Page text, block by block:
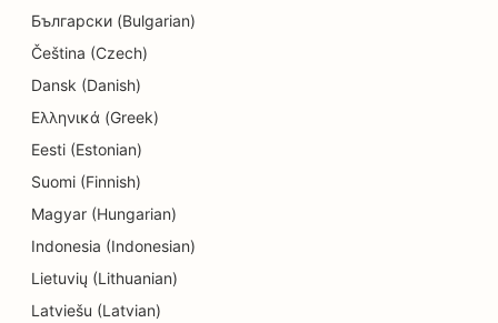
Български (Bulgarian)
Čeština (Czech)
Dansk (Danish)
Ελληνικά (Greek)
Eesti (Estonian)
Suomi (Finnish)
Magyar (Hungarian)
Indonesia (Indonesian)
Lietuvių (Lithuanian)
Latviešu (Latvian)